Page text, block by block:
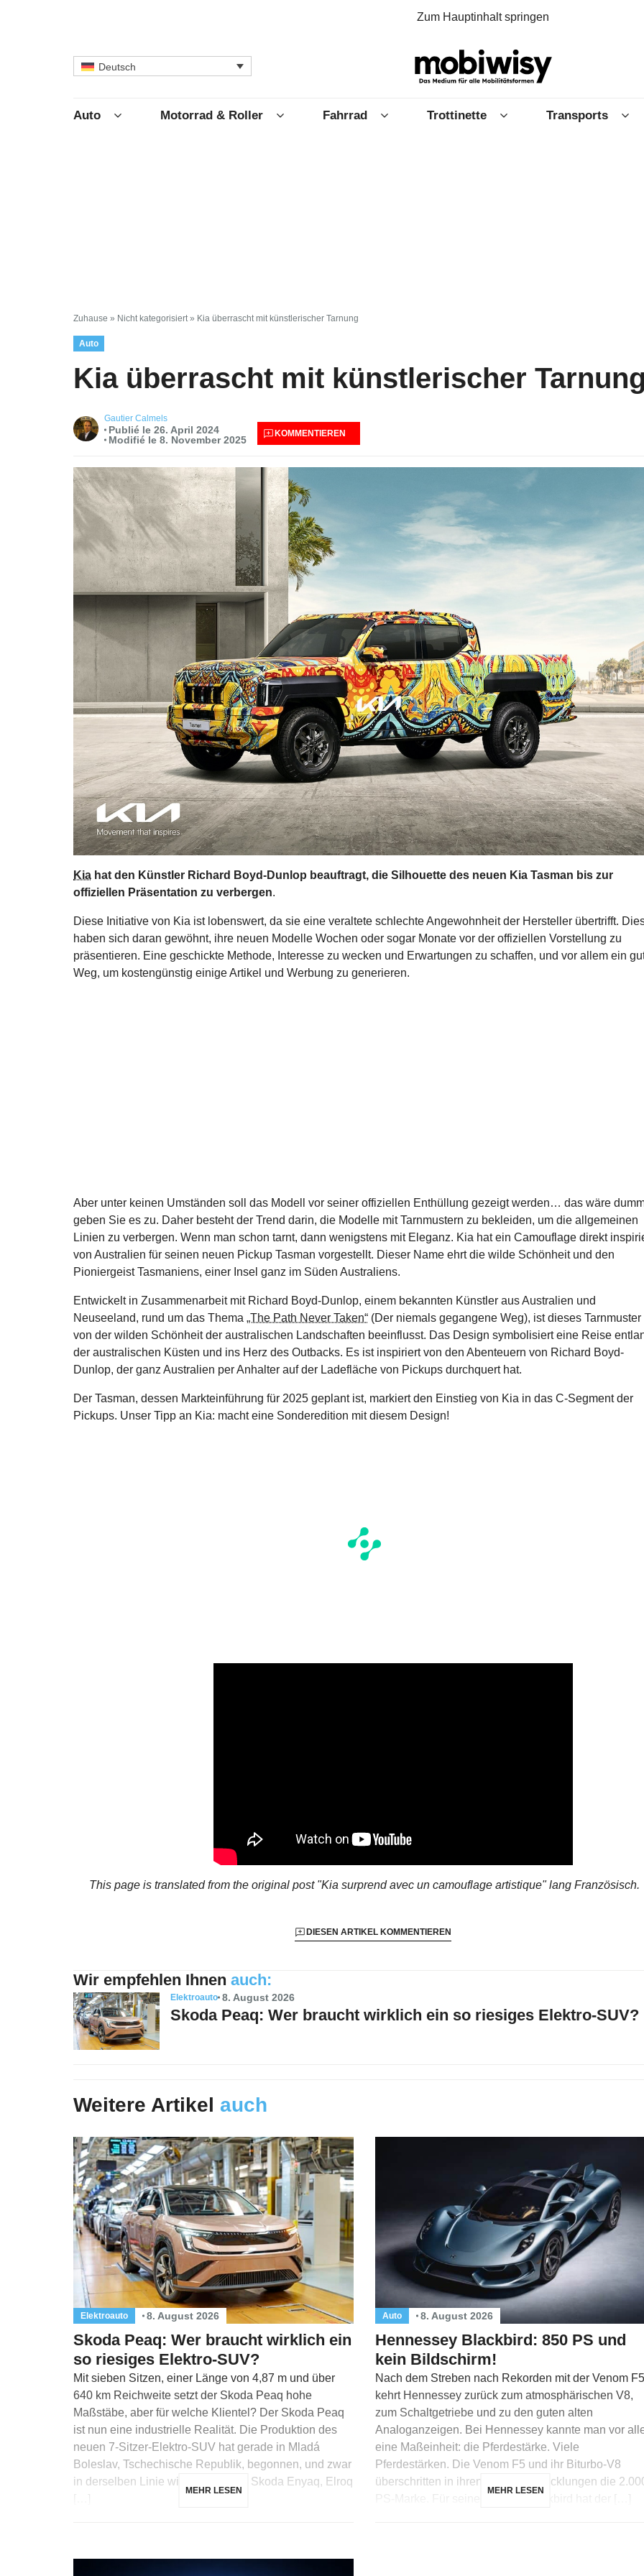
Zum Hauptinhalt springen
Deutsch
Auto Motorrad & Roller Fahrrad Trottinette Transports
Zuhause » Nicht kategorisiert » Kia überrascht mit künstlerischer Tarnung
Auto
Kia überrascht mit künstlerischer
Gautier Calmels
Publié le 26. April 2024
Modifié le 8. November 2025
KOMMENTIEREN
Kia hat den Künstler Richard Boyd-Dunlop beauftragt, die Silhouette des neuen Kia Tasman bis zur
offiziellen Präsentation zu verbergen.
Diese Initiative von Kia ist lobenswert, da sie eine veraltete schlechte Angewohnheit der Hersteller übertrifft.
haben sich daran gewöhnt, ihre neuen Modelle Wochen oder sogar Monate vor der offiziellen Vorstellung zu
präsentieren. Eine geschickte Methode, Interesse zu wecken und Erwartungen zu schaffen, und vor allem ein
Weg, um kostengünstig einige Artikel und Werbung zu generieren.
Aber unter keinen Umständen soll das Modell vor seiner offiziellen Enthüllung gezeigt werden… das wäre
geben Sie es zu. Daher besteht der Trend darin, die Modelle mit Tarnmustern zu bekleiden, um die allgemeinen
Linien zu verbergen. Wenn man schon tarnt, dann wenigstens mit Eleganz. Kia hat ein Camouflage direkt
von Australien für seinen neuen Pickup Tasman vorgestellt. Dieser Name ehrt die wilde Schönheit und den
Pioniergeist Tasmaniens, einer Insel ganz im Süden Australiens.
Entwickelt in Zusammenarbeit mit Richard Boyd-Dunlop, einem bekannten Künstler aus Australien und
Neuseeland, rund um das Thema „The Path Never Taken“ (Der niemals gegangene Weg), ist dieses Tarnmuster
von der wilden Schönheit der australischen Landschaften beeinflusst. Das Design symbolisiert eine Reise
der australischen Küsten und ins Herz des Outbacks. Es ist inspiriert von den Abenteuern von Richard Boyd-
Dunlop, der ganz Australien per Anhalter auf der Ladefläche von Pickups durchquert hat.
Der Tasman, dessen Markteinführung für 2025 geplant ist, markiert den Einstieg von Kia in das C-Segment der
Pickups. Unser Tipp an Kia: macht eine Sonderedition mit diesem Design!
This page is translated from the original post "Kia surprend avec un camouflage artistique"lang Französisch.
DIESEN ARTIKEL KOMMENTIEREN
Wir empfehlen Ihnen auch:
Elektroauto 8. August 2026
Skoda Peaq: Wer braucht wirklich ein so riesiges Elektro-SUV?
Weitere Artikel auch
Elektroauto 8. August 2026
Skoda Peaq: Wer braucht wirklich ein
so riesiges Elektro-SUV?
Mit sieben Sitzen, einer Länge von 4,87 m und über
640 km Reichweite setzt der Skoda Peaq hohe
Maßstäbe, aber für welche Klientel? Der Skoda Peaq
ist nun eine industrielle Realität. Die Produktion des
neuen 7-Sitzer-Elektro-SUV hat gerade in Mladá
Boleslav, Tschechische Republik, begonnen, und zwar
in derselben Linie wie die Modelle Skoda Enyaq, Elroq
MEHR LESEN
Auto 8. August 2026
Hennessey Blackbird: 850 PS und
kein Bildschirm!
Nach dem Streben nach Rekorden mit der Venom F5
kehrt Hennessey zurück zum atmosphärischen V8,
zum Schaltgetriebe und zu den guten alten
Analoganzeigen. Bei Hennessey kannte man vor
eine Maßeinheit: die Pferdestärke. Viele
Pferdestärken. Die Venom F5 und ihr Biturbo-V8
überschritten in ihren letzten Entwicklungen die
MEHR LESEN